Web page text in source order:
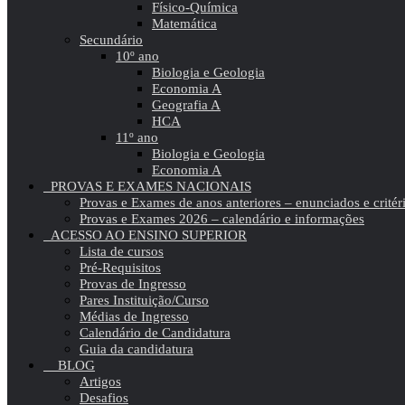
Físico-Química
Matemática
Secundário
10º ano
Biologia e Geologia
Economia A
Geografia A
HCA
11º ano
Biologia e Geologia
Economia A
PROVAS E EXAMES NACIONAIS
Provas e Exames de anos anteriores – enunciados e
Provas e Exames 2026 – calendário e informações
ACESSO AO ENSINO SUPERIOR
Lista de cursos
Pré-Requisitos
Provas de Ingresso
Pares Instituição/Curso
Médias de Ingresso
Calendário de Candidatura
Guia da candidatura
BLOG
Artigos
Desafios